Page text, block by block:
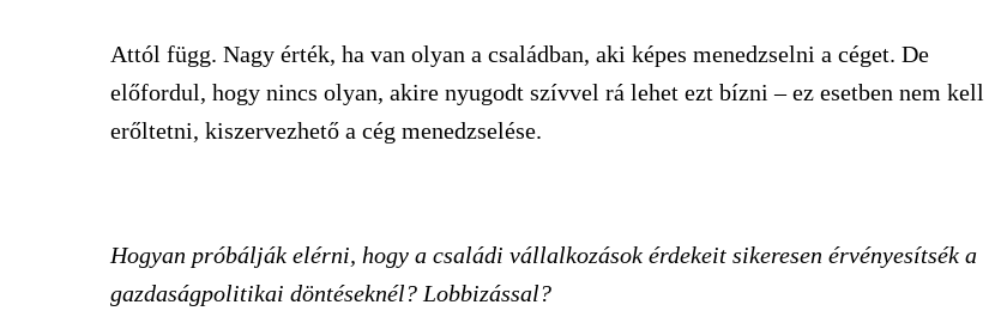
Attól függ. Nagy érték, ha van olyan a családban, aki képes menedzselni a céget. De
előfordul, hogy nincs olyan, akire nyugodt szívvel rá lehet ezt bízni – ez esetben nem kell
erőltetni, kiszervezhető a cég menedzselése.
Hogyan próbálják elérni, hogy a családi vállalkozások érdekeit sikeresen érvényesítsék a
gazdaságpolitikai döntéseknél? Lobbizással?